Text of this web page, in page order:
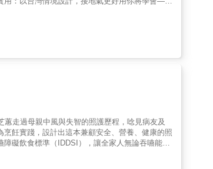
相：透過烏克蘭、以加戰地救援故事，直擊現
備在地實效。• 核心技術圖解：全彩圖示平民必
鐘判斷法、家庭最低限度存活工具、急救演練清
走過母親中風與失智的照護歷程，唸見病友及
飪實踐，設計出這本兼顧安全、營養、健康的照
礙飲食標準（IDDSI），讓全家人無論吞嚥能力
• 堅持天然食材：以天然膠質與澱粉取代人工